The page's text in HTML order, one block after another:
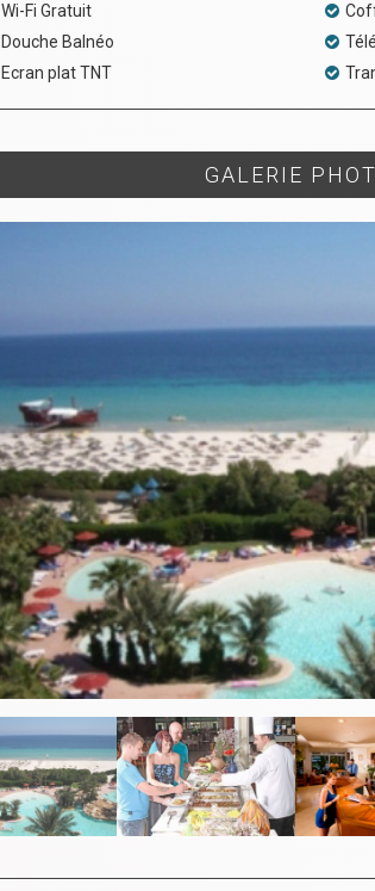
Wi-Fi Gratuit
Douche Balnéo
Ecran plat TNT
GALERIE